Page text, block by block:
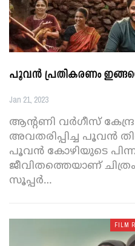
പൂവൻ പ്രതികരണം
Jan 21, 2023
ആന്റണി വർഗീസ്
അവതരിപ്പിച്ച പൂവൻ
പൂവൻ കോഴിയുടെ
ജീവിതത്തെയാണ്
സൂപ്പർ…
FILM